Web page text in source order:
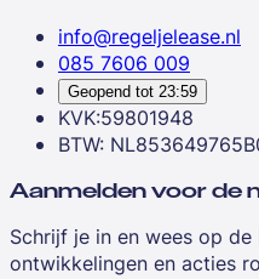
info@regeljelease.nl
085 7606 009
Geopend tot 23:59
KVK:59801948
BTW:
Aanmelden voor de
Schrijf je in en wees op
ontwikkelingen en acties